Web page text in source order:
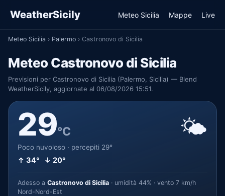
WeatherSicily Meteo Sicilia Mappe Live
Meteo Sicilia › Palermo › Castronovo di Sicilia
Meteo Castronovo di Sicilia
Previsioni per Castronovo di Sicilia (Palermo, Sicilia) — Blend
WeatherSicily, aggiornate al 06/08/2026 15:51.
29°C
Poco nuvoloso · percepiti 29°
↑ 34° ↓ 20°
🌤️
Adesso a Castronovo di Sicilia · umidità 44% · vento 7 km/h
Nord-Nord-Est